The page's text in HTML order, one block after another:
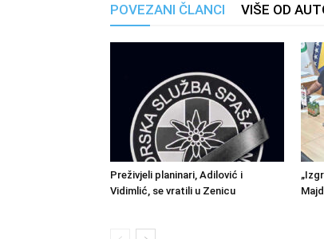
POVEZANI ČLANCI VIŠE OD
Preživjeli planinari, Adilović i
Vidimlić, se vratili u Zenicu